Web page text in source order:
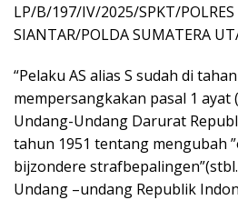
LP/B/197/IV/2025/SPKT/POLRES
SIANTAR/POLDA SUMATERA
“Pelaku AS alias S sudah di
mempersangkakan pasal 1 ayat
Undang-Undang Darurat
tahun 1951 tentang mengubah
bijzondere
Undang –undang Republik